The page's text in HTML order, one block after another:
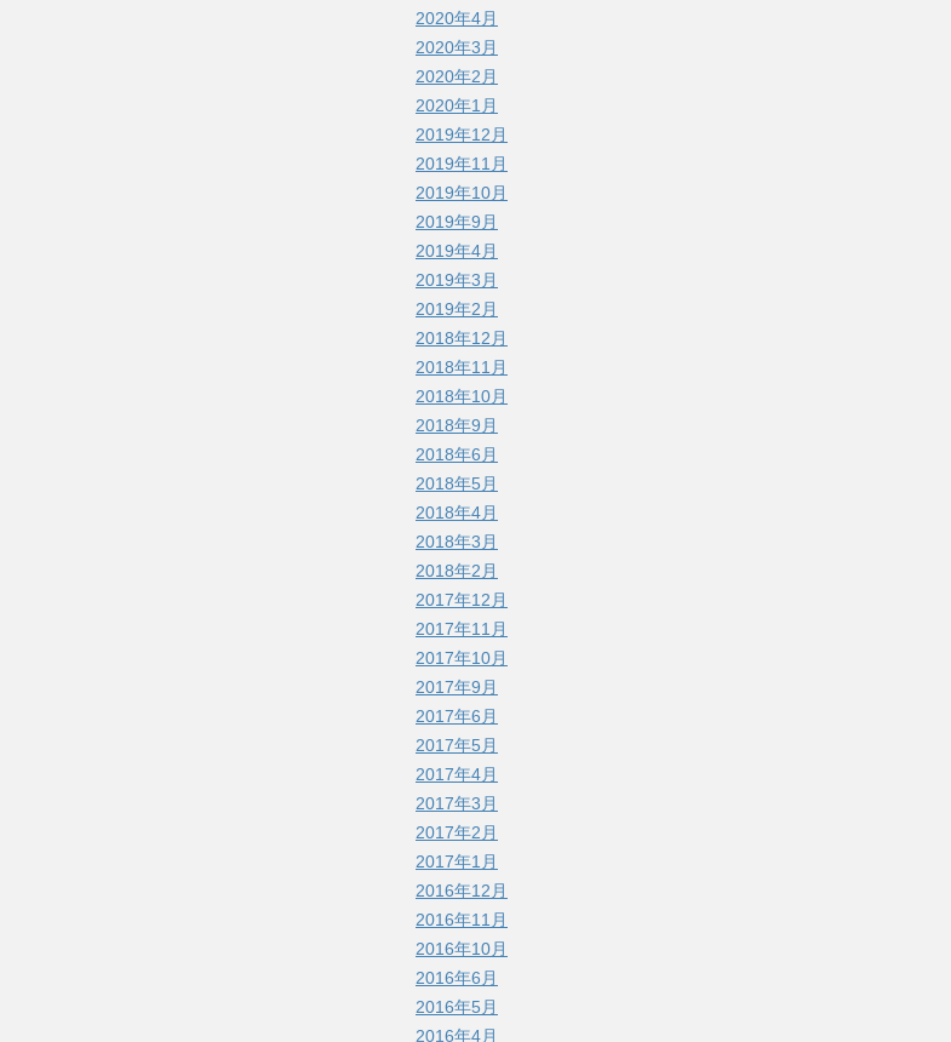
2020年4月
2020年3月
2020年2月
2020年1月
2019年12月
2019年11月
2019年10月
2019年9月
2019年4月
2019年3月
2019年2月
2018年12月
2018年11月
2018年10月
2018年9月
2018年6月
2018年5月
2018年4月
2018年3月
2018年2月
2017年12月
2017年11月
2017年10月
2017年9月
2017年6月
2017年5月
2017年4月
2017年3月
2017年2月
2017年1月
2016年12月
2016年11月
2016年10月
2016年6月
2016年5月
2016年4月